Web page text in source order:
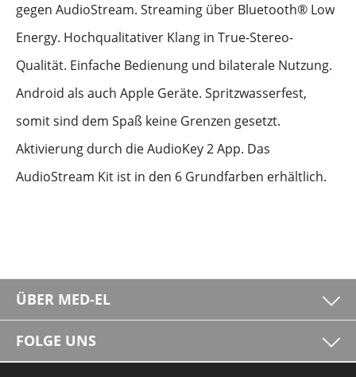
gegen AudioStream. Streaming über Bluetooth® Low
Energy. Hochqualitativer Klang in True-Stereo-
Qualität. Einfache Bedienung und bilaterale Nutzung.
Android als auch Apple Geräte. Spritzwasserfest,
somit sind dem Spaß keine Grenzen gesetzt.
Aktivierung durch die AudioKey 2 App. Das
AudioStream Kit ist in den 6 Grundfarben erhältlich.
ÜBER MED-EL
FOLGE UNS